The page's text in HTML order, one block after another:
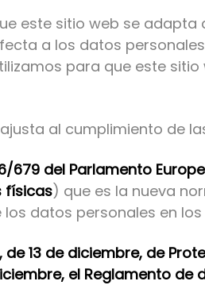
este sitio web se
a los datos
para que este
al cumplimiento de
679 del Parlamento
físicas) que es la nueva
datos personales en los
de 13 de diciembre, de
el Reglamento de